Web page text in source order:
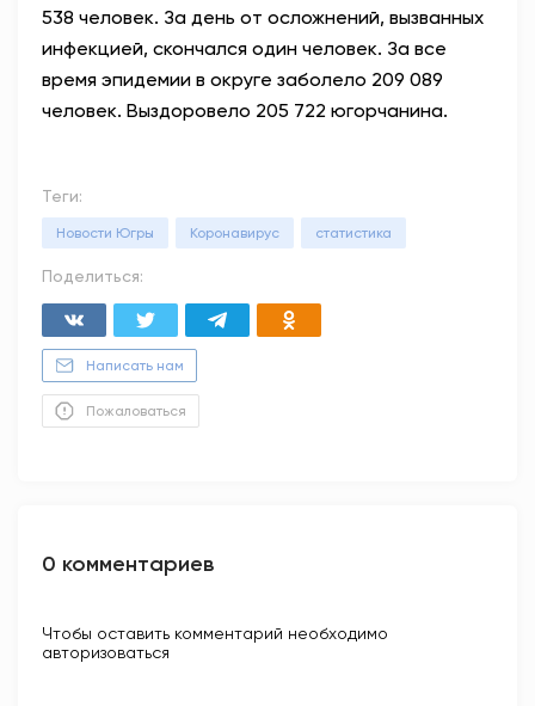
538 человек. За день от осложнений, вызванных
инфекцией, скончался один человек. За все
время эпидемии в округе заболело 209 089
человек. Выздоровело 205 722 югорчанина.
Теги:
Новости Югры Коронавирус статистика
Поделиться:
Написать нам
Пожаловаться
0 комментариев
Чтобы оставить комментарий необходимо
авторизоваться